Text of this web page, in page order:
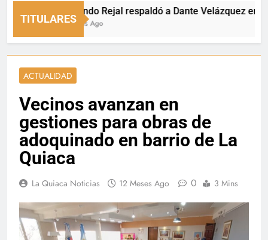
TITULARES
Fernando Rejal respaldó a Dante Velázquez en el
20 Horas Ago
ACTUALIDAD
Vecinos avanzan en
gestiones para obras de
adoquinado en barrio de La
Quiaca
La Quiaca Noticias 12 Meses Ago 0 3 Mins